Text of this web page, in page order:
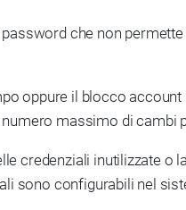
che non
oppure il blocco account
massimo di cambi
credenziali inutilizzate o
sono configurabili nel